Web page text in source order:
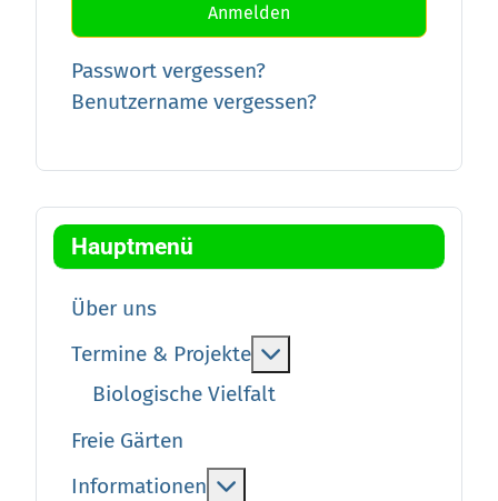
Hauptmenü
Über uns
Termine & Projekte
Biologische Vielfalt
Freie Gärten
Informationen
Anmelden
Passwort vergessen?
Benutzername vergessen?